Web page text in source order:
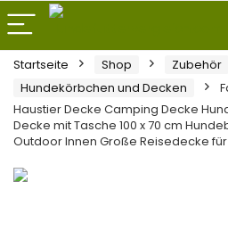
Startseite Shop
Zubehör
Hundekörbchen und Decken
Haustier Decke Camping Decke
Decke mit Tasche 100 x 70 cm
Outdoor Innen Große Reisedecke